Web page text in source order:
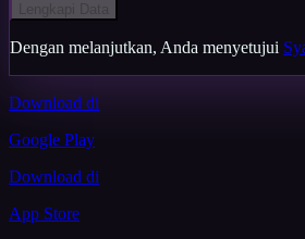
Dengan melanjutkan, Anda menyetujui
Download di
Google Play
Download di
App Store